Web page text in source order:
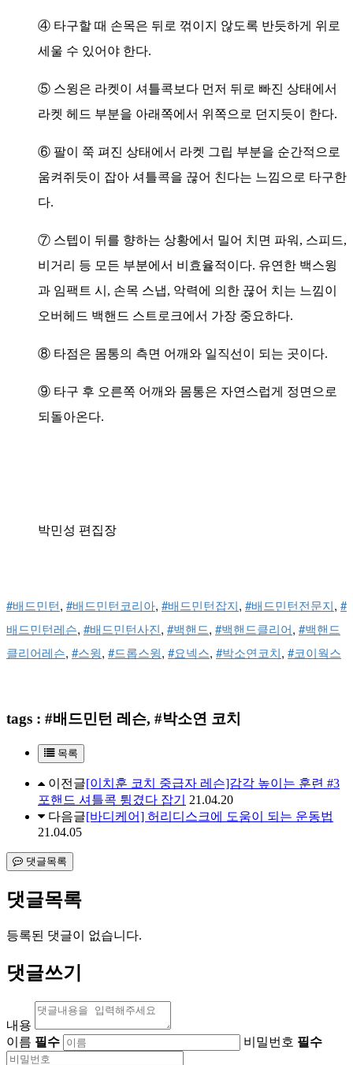
④ 타구할 때 손목은 뒤로 꺾이지 않도록 반듯하게 위로
세울 수 있어야 한다.
⑤ 스윙은 라켓이 셔틀콕보다 먼저 뒤로 빠진 상태에서
라켓 헤드 부분을 아래쪽에서 위쪽으로 던지듯이 한다.
⑥ 팔이 쭉 펴진 상태에서 라켓 그립 부분을 순간적으로
움켜쥐듯이 잡아 셔틀콕을 끊어 친다는 느낌으로 타구한
다.
⑦ 스텝이 뒤를 향하는 상황에서 밀어 치면 파워, 스피드,
비거리 등 모든 부분에서 비효율적이다. 유연한 백스윙
과 임팩트 시, 손목 스냅, 악력에 의한 끊어 치는 느낌이
오버헤드 백핸드 스트로크에서 가장 중요하다.
⑧ 타점은 몸통의 측면 어깨와 일직선이 되는 곳이다.
⑨ 타구 후 오른쪽 어깨와 몸통은 자연스럽게 정면으로
되돌아온다.
박민성 편집장
#배드민턴, #배드민턴코리아, #배드민턴잡지, #배드민턴전문지, #
배드민턴레슨, #배드민턴사진, #백핸드, #백핸드클리어, #백핸드
클리어레슨, #스윙, #드롭스윙, #요넥스, #박소연코치, #코이웍스
tags : #배드민턴 레슨, #박소연 코치
목록
이전글[이치훈 코치 중급자 레슨]감각 높이는 훈련 #3
포핸드 셔틀콕 튕겼다 잡기
21.04.20
다음글[바디케어] 허리디스크에 도움이 되는 운동법
21.04.05
댓글목록
댓글목록
등록된 댓글이 없습니다.
댓글쓰기
내용
이름 필수 비밀번호 필수